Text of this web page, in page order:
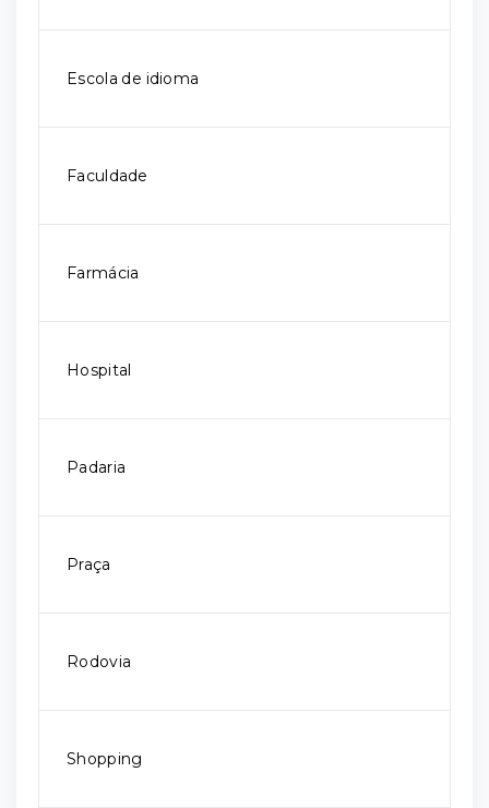
Escola de idioma
Faculdade
Farmácia
Hospital
Padaria
Praça
Rodovia
Shopping